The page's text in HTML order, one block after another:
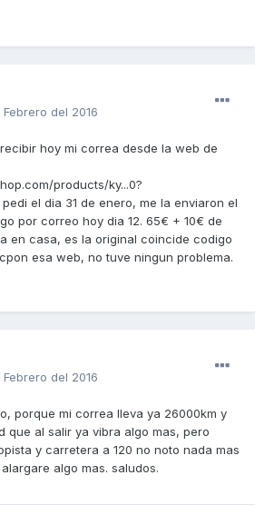
Febrero del 2016
hoy mi correa desde la web de
products/ky...0?
el dia 31 de enero, me la enviaron el
por correo hoy dia 12. 65€ + 10€ de
en casa, es la original coincide codigo
esa web, no tuve ningun problema.
Febrero del 2016
porque mi correa lleva ya 26000km y
que al salir ya vibra algo mas, pero
y carretera a 120 no noto nada mas
algo mas. saludos.